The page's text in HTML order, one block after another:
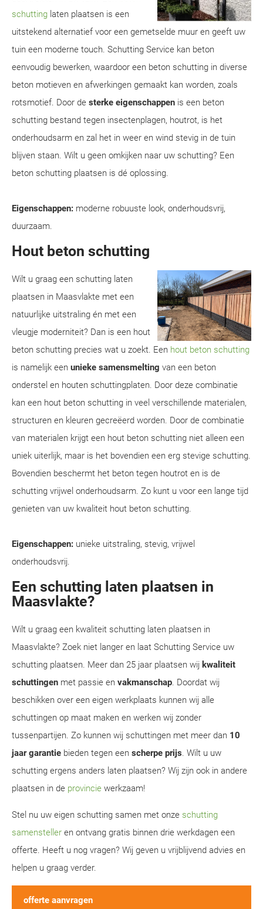
schutting laten plaatsen is een
uitstekend alternatief voor een gemetselde muur en geeft uw
tuin een moderne touch. Schutting Service kan beton
eenvoudig bewerken, waardoor een beton schutting in diverse
beton motieven en afwerkingen gemaakt kan worden, zoals
rotsmotief. Door de sterke eigenschappen is een beton
schutting bestand tegen insectenplagen, houtrot, is het
onderhoudsarm en zal het in weer en wind stevig in de tuin
blijven staan. Wilt u geen omkijken naar uw schutting? Een
beton schutting plaatsen is dé oplossing.
Eigenschappen: moderne robuuste look, onderhoudsvrij,
duurzaam.
Hout beton schutting
Wilt u graag een schutting laten
plaatsen in Maasvlakte met een
natuurlijke uitstraling én met een
vleugje moderniteit? Dan is een hout
beton schutting precies wat u zoekt. Een hout beton schutting
is namelijk een unieke samensmelting van een beton
onderstel en houten schuttingplaten. Door deze combinatie
kan een hout beton schutting in veel verschillende materialen,
structuren en kleuren gecreëerd worden. Door de combinatie
van materialen krijgt een hout beton schutting niet alleen een
uniek uiterlijk, maar is het bovendien een erg stevige schutting.
Bovendien beschermt het beton tegen houtrot en is de
schutting vrijwel onderhoudsarm. Zo kunt u voor een lange tijd
genieten van uw kwaliteit hout beton schutting.
Eigenschappen: unieke uitstraling, stevig, vrijwel
onderhoudsvrij.
Een schutting laten plaatsen in
Maasvlakte?
Wilt u graag een kwaliteit schutting laten plaatsen in
Maasvlakte? Zoek niet langer en laat Schutting Service uw
schutting plaatsen. Meer dan 25 jaar plaatsen wij kwaliteit
schuttingen met passie en vakmanschap. Doordat wij
beschikken over een eigen werkplaats kunnen wij alle
schuttingen op maat maken en werken wij zonder
tussenpartijen. Zo kunnen wij schuttingen met meer dan 10
jaar garantie bieden tegen een scherpe prijs. Wilt u uw
schutting ergens anders laten plaatsen? Wij zijn ook in andere
plaatsen in de provincie werkzaam!
Stel nu uw eigen schutting samen met onze schutting
samensteller en ontvang gratis binnen drie werkdagen een
offerte. Heeft u nog vragen? Wij geven u vrijblijvend advies en
helpen u graag verder.
offerte aanvragen